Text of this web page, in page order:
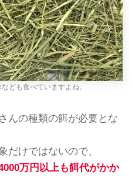
ども食べていますよね。
んの種類の餌が必要とな
だけではないので、
万円以上も餌代がかか